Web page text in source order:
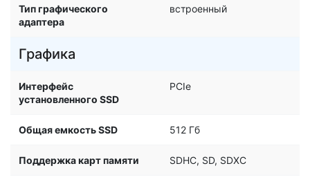
Тип графического
адаптера
встроенный
Графика
Интерфейс
установленного SSD
PCIe
Общая емкость SSD 512 Гб
Поддержка карт памяти SDHC, SD, SDXC